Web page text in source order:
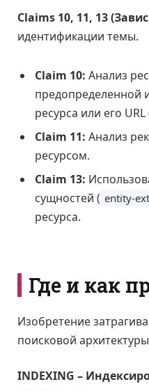
Claims 10, 11, 13
идентификации темы.
Claim 10: Анализ
предопределенной
ресурса или его URL
Claim 11: Анализ
ресурсом.
Claim 13:
сущностей ( entity-
ресурса.
Где и как
Изобретение
поисковой
INDEXING –